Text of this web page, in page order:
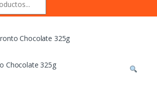
Chocolate 325g